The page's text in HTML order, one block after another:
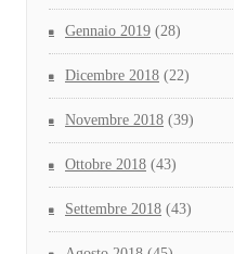
Gennaio 2019 (28)
Dicembre 2018 (22)
Novembre 2018 (39)
Ottobre 2018 (43)
Settembre 2018 (43)